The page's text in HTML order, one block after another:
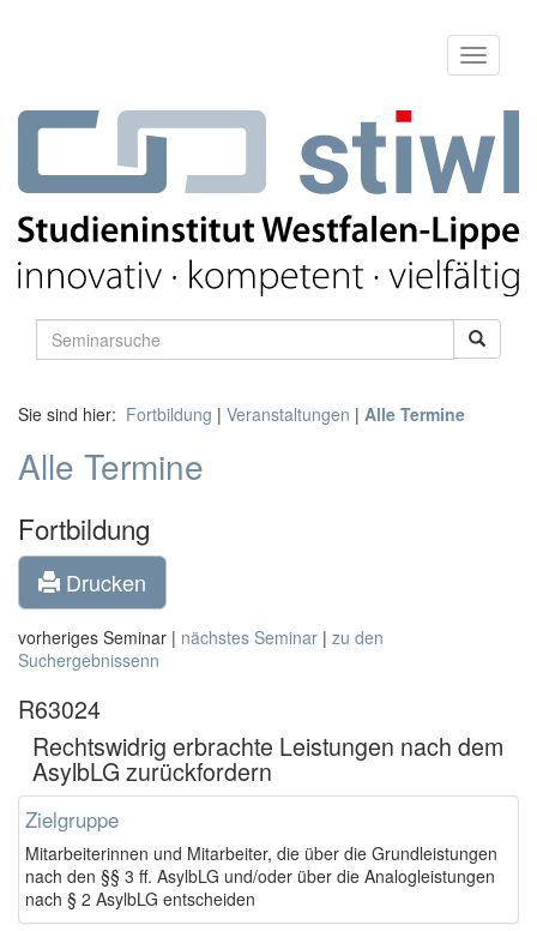
Sie sind hier: Fortbildung | Veranstaltungen | Alle Termine
Alle Termine
Fortbildung
Drucken
vorheriges Seminar | nächstes Seminar | zu den
Suchergebnissenn
R63024
Rechtswidrig erbrachte Leistungen nach dem
AsylbLG zurückfordern
Zielgruppe
Mitarbeiterinnen und Mitarbeiter, die über die Grundleistungen
nach den §§ 3 ff. AsylbLG und/oder über die Analogleistungen
nach § 2 AsylbLG entscheiden